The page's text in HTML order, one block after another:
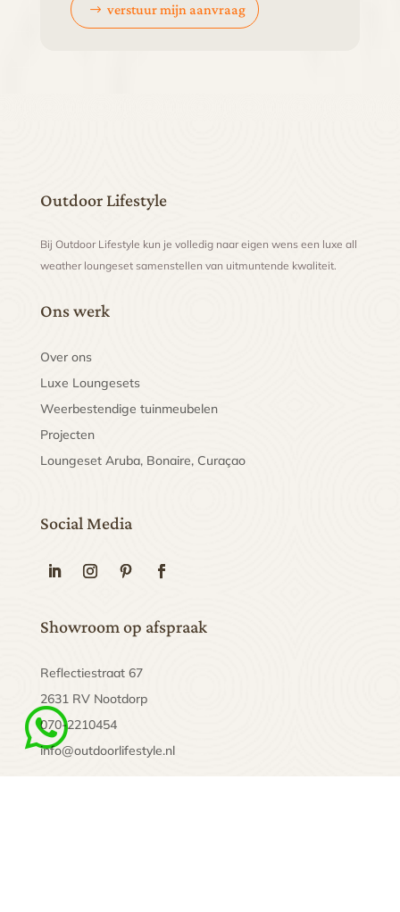
verstuur mijn aanvraag

Outdoor Lifestyle
Bij Outdoor Lifestyle kun je volledig naar eigen wens een luxe all
weather loungeset samenstellen van uitmuntende kwaliteit.
Ons werk
Over ons
Luxe Loungesets
Weerbestendige tuinmeubelen
Projecten
Loungeset Aruba, Bonaire, Curaçao
Social Media
Showroom op afspraak
Reflectiestraat 67
2631 RV Nootdorp
070-2210454
info@outdoorlifestyle.nl